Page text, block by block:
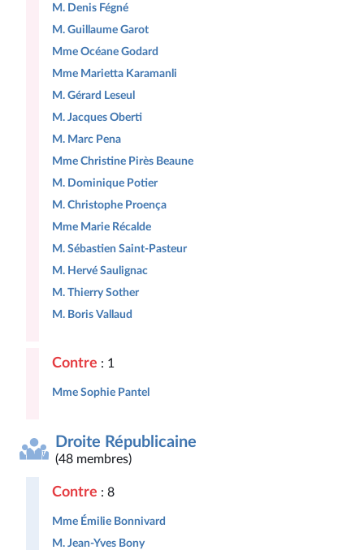
M. Denis Fégné
M. Guillaume Garot
Mme Océane Godard
Mme Marietta Karamanli
M. Gérard Leseul
M. Jacques Oberti
M. Marc Pena
Mme Christine Pirès Beaune
M. Dominique Potier
M. Christophe Proença
Mme Marie Récalde
M. Sébastien Saint-Pasteur
M. Hervé Saulignac
M. Thierry Sother
M. Boris Vallaud
Contre : 1
Mme Sophie Pantel
Droite Républicaine
(48 membres)
Contre : 8
Mme Émilie Bonnivard
M. Jean-Yves Bony